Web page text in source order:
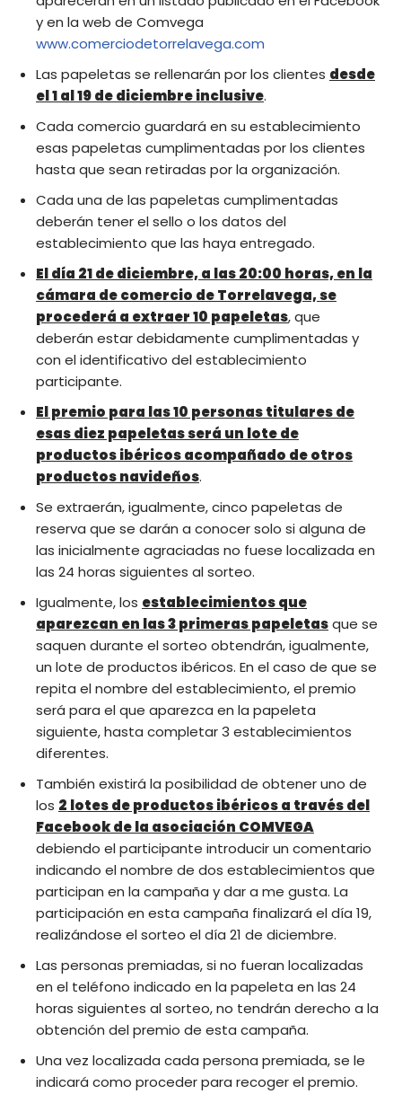
y en la web de Comvega
www.comerciodetorrelavega.com
Las papeletas se rellenarán por los clientes desde
el 1 al 19 de diciembre inclusive.
Cada comercio guardará en su establecimiento
esas papeletas cumplimentadas por los clientes
hasta que sean retiradas por la organización.
Cada una de las papeletas cumplimentadas
deberán tener el sello o los datos del
establecimiento que las haya entregado.
El día 21 de diciembre, a las 20:00 horas, en la
cámara de comercio de Torrelavega, se
procederá a extraer 10 papeletas, que
deberán estar debidamente cumplimentadas y
con el identificativo del establecimiento
participante.
El premio para las 10 personas titulares de
esas diez papeletas será un lote de
productos ibéricos acompañado de otros
productos navideños.
Se extraerán, igualmente, cinco papeletas de
reserva que se darán a conocer solo si alguna de
las inicialmente agraciadas no fuese localizada en
las 24 horas siguientes al sorteo.
Igualmente, los establecimientos que
aparezcan en las 3 primeras papeletasque se
saquen durante el sorteo obtendrán, igualmente,
un lote de productos ibéricos. En el caso de que se
repita el nombre del establecimiento, el premio
será para el que aparezca en la papeleta
siguiente, hasta completar 3 establecimientos
diferentes.
También existirá la posibilidad de obtener uno de
los 2 lotes de productos ibéricos a través del
Facebook de la asociación COMVEGA
debiendo el participante introducir un comentario
indicando el nombre de dos establecimientos que
participan en la campaña y dar a me gusta. La
participación en esta campaña finalizará el día 19,
realizándose el sorteo el día 21 de diciembre.
Las personas premiadas, si no fueran localizadas
en el teléfono indicado en la papeleta en las 24
horas siguientes al sorteo, no tendrán derecho a la
obtención del premio de esta campaña.
Una vez localizada cada persona premiada, se le
indicará como proceder para recoger el premio.